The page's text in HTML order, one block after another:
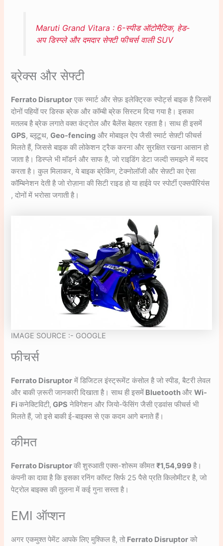
Maruti Grand Vitara : 6-स्पीड ऑटोमैटिक, हेड-
अप डिस्प्ले और दमदार सेफ्टी फीचर्स वाली SUV
ब्रेक्स और सेफ्टी
Ferrato Disruptor एक स्मार्ट और सेफ़ इलेक्ट्रिक स्पोर्ट्स बाइक है जिसमें
दोनों पहियों पर डिस्क ब्रेक और कॉम्बी ब्रेक सिस्टम दिया गया है। इसका
मतलब है ब्रेक लगाते वक्त कंट्रोल और बैलेंस बेहतर रहता है। साथ ही इसमें
GPS, ब्लूटूथ,Geo-fencing और मोबाइल ऐप जैसी स्मार्ट सेफ़्टी फीचर्स
मिलते हैं, जिससे बाइक की लोकेशन ट्रैक करना और सुरक्षित रखना आसान हो
जाता है। डिस्प्ले भी मॉडर्न और साफ है, जो राइडिंग डेटा जल्दी समझने में मदद
करता है। कुल मिलाकर, ये बाइक ब्रेकिंग, टेक्नोलॉजी और सेफ़्टी का ऐसा
कॉम्बिनेशन देती है जो रोज़ाना की सिटी राइड हो या हाईवे पर स्पोर्टी एक्सपीरियंस
, दोनों में भरोसा जगाती है।
IMAGE SOURCE :- GOOGLE
फीचर्स
Ferrato Disruptor में डिजिटल इंस्ट्रूमेंट कंसोल है जो स्पीड, बैटरी लेवल
और बाकी ज़रूरी जानकारी दिखाता है। साथ ही इसमें BluetoothऔरWi-
Fiकनेक्टिविटी, GPS नेविगेशन और जियो-फेंसिंग जैसी एडवांस फीचर्स भी
मिलते हैं, जो इसे बाकी ई-बाइक्स से एक कदम आगे बनाते हैं।
कीमत
Ferrato Disruptorकी शुरुआती एक्स-शोरूम कीमत₹1,54,999है।
कंपनी का दावा है कि इसका रनिंग कॉस्ट सिर्फ 25 पैसे प्रति किलोमीटर है, जो
पेट्रोल बाइक्स की तुलना में कई गुना सस्ता है।
EMI ऑप्शन
अगर एकमुश्त पेमेंट आपके लिए मुश्किल है, तो Ferrato Disruptor को